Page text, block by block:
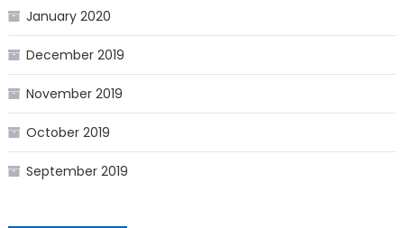
January 2020
December 2019
November 2019
October 2019
September 2019